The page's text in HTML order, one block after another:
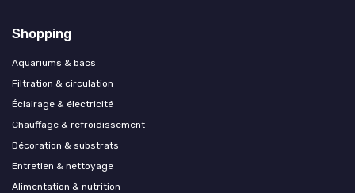
Shopping
Aquariums & bacs
Filtration & circulation
Éclairage & électricité
Chauffage & refroidissement
Décoration & substrats
Entretien & nettoyage
Alimentation & nutrition